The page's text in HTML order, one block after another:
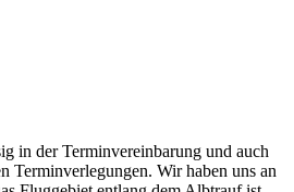
in der Terminvereinbarung und auch
Terminverlegungen. Wir haben uns an